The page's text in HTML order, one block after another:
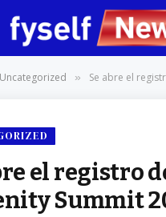
Uncategorized » Se abre el registro
el registro
Summit